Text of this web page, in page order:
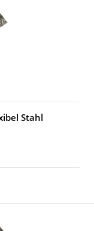
Stahl